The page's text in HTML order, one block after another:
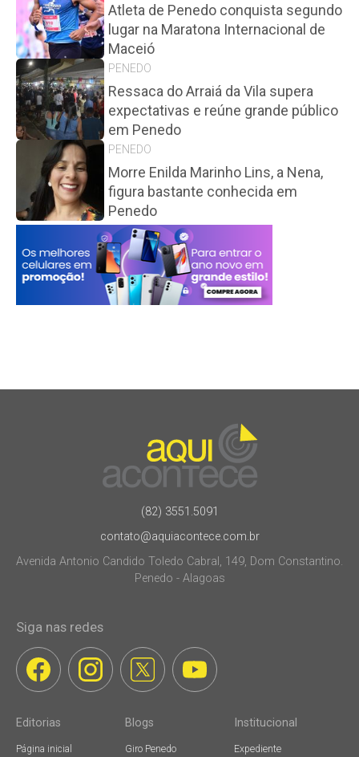
Atleta de Penedo conquista segundo
lugar na Maratona Internacional de
Maceió
PENEDO
Ressaca do Arraiá da Vila supera
expectativas e reúne grande público
em Penedo
PENEDO
Morre Enilda Marinho Lins, a Nena,
figura bastante conhecida em
Penedo
(82) 3551.5091
contato@aquiacontece.com.br
Avenida Antonio Candido Toledo Cabral, 149, Dom Constantino.
Penedo - Alagoas
Siga nas redes
Editorias
Página inicial
Blogs
Giro Penedo
Institucional
Expediente